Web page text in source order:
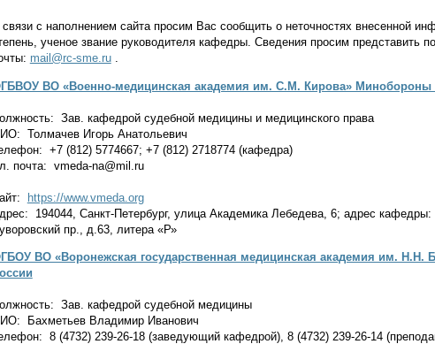
связи с наполнением сайта просим Вас сообщить о неточностях внесенной
ученое звание руководителя кафедры. Сведения просим представить
mail@rc-sme.ru.
ВО «Военно-медицинская академия им. С.М. Кирова» Минобороны
Зав. кафедрой судебной медицины и медицинского права
Толмачев Игорь Анатольевич
+7 (812) 5774667; +7 (812) 2718774 (кафедра)
почта: vmeda-na@mil.ru
https://www.vmeda.org
194044, Санкт-Петербург, улица Академика Лебедева, 6; адрес кафедры:
пр., д.63, литера «Р»
ВО «Воронежская государственная медицинская академия им. Н.Н.
Зав. кафедрой судебной медицины
Бахметьев Владимир Иванович
8 (4732) 239-26-18 (заведующий кафедрой), 8 (4732) 239-26-14